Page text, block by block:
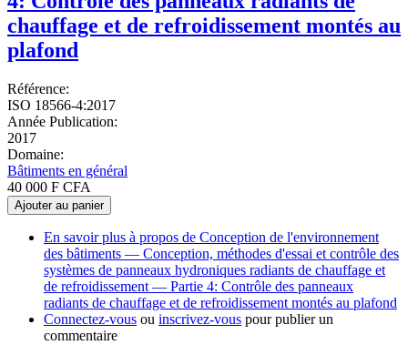
chauffage et de refroidissement montés au
plafond
Référence:
ISO 18566-4:2017
Année Publication:
2017
Domaine:
Bâtiments en général
40 000 F CFA
Ajouter au panier
En savoir plus à propos de Conception de l'environnement
des bâtiments — Conception, méthodes d'essai et contrôle des
systèmes de panneaux hydroniques radiants de chauffage et
de refroidissement — Partie 4: Contrôle des panneaux
radiants de chauffage et de refroidissement montés au plafond
Connectez-vous ou inscrivez-vous pour publier un
commentaire